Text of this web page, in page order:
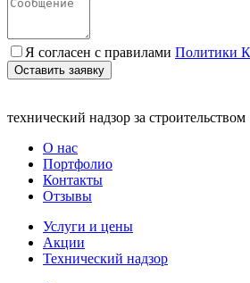
Я согласен с правилами Политики
Оставить заявку
технический надзор за строительством
О нас
Портфолио
Контакты
Отзывы
Услуги и цены
Акции
Технический надзор